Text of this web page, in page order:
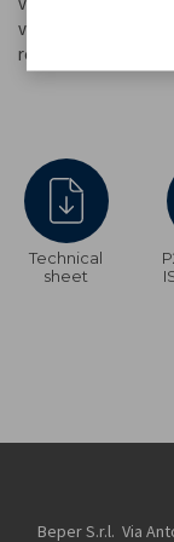
votre bouteille
recharge USB est
Technical
sheet
Beper S.r.l. Via